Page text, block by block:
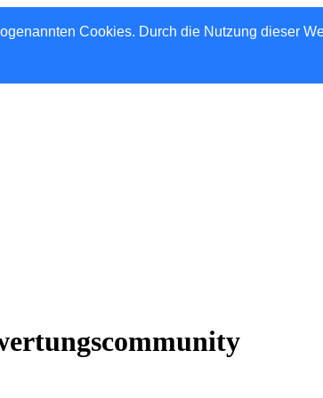
Cookies. Durch die Nutzung dieser